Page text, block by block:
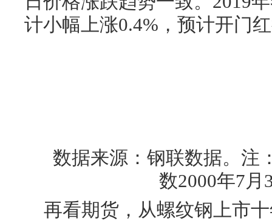
计小幅上涨0.4%，预计开门
数据来源：钢联数据。注
数2000年7月
再看期货，从螺纹钢上市